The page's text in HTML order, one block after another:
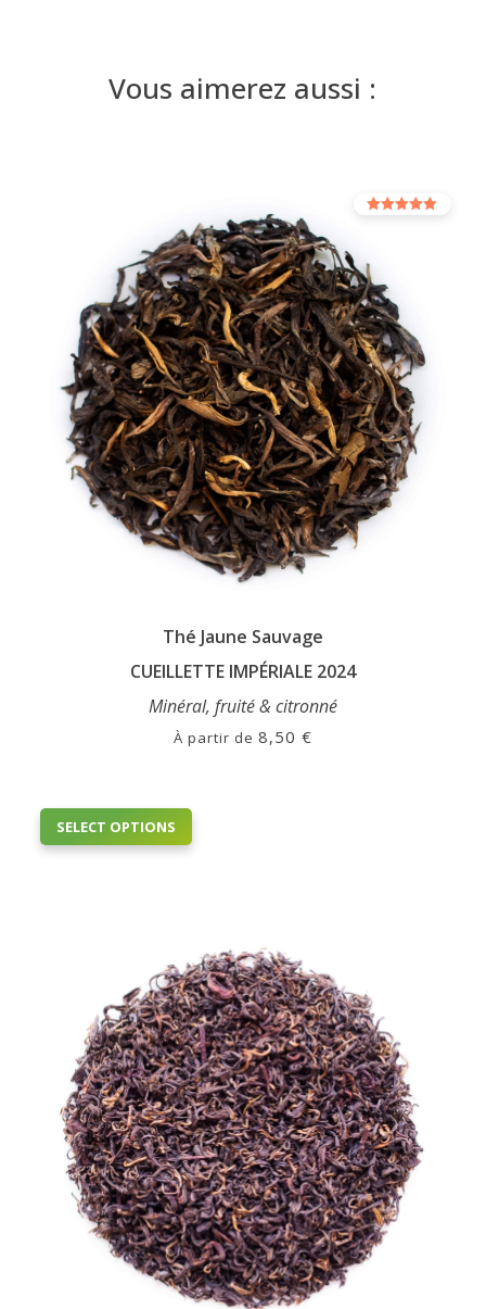
Vous aimerez aussi :
Thé Jaune Sauvage
CUEILLETTE IMPÉRIALE 2024
Minéral, fruité & citronné
À partir de 8,50 €
SELECT OPTIONS
options
may
be
chosen
on
the
product
page